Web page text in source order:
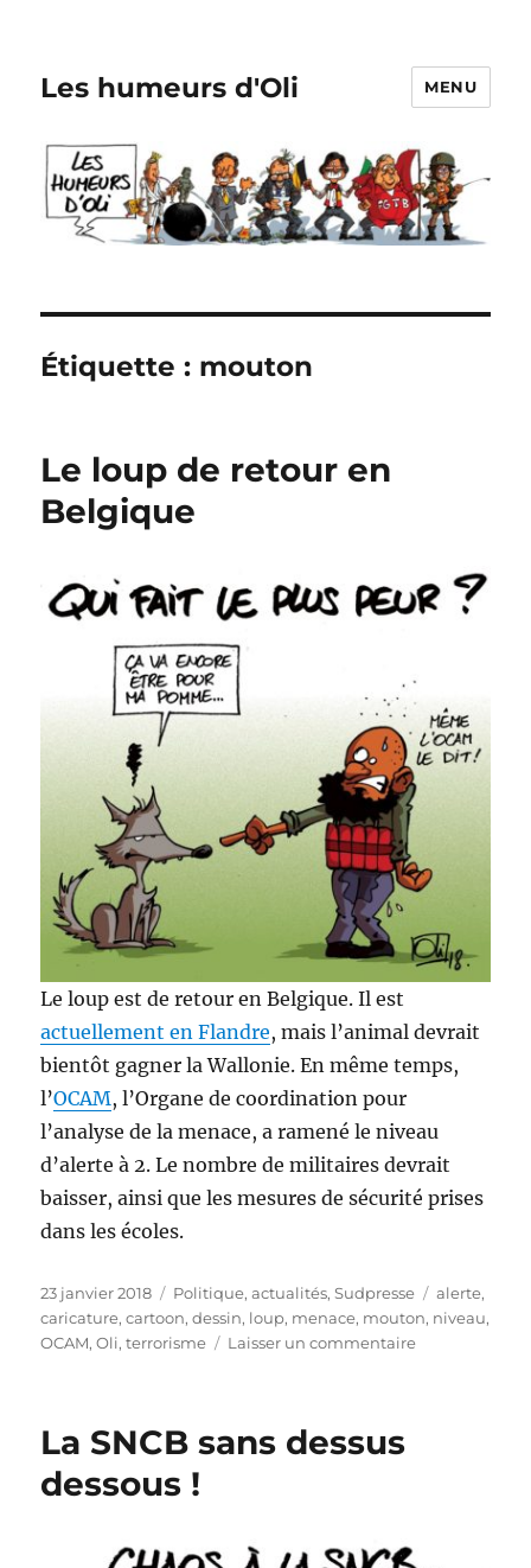
Les humeurs d'Oli MENU
Étiquette : mouton
Le loup de retour en
Belgique
Le loup est de retour en Belgique. Il est
actuellement en Flandre, mais l’animal devrait
bientôt gagner la Wallonie. En même temps,
l’OCAM, l’Organe de coordination pour
l’analyse de la menace, a ramené le niveau
d’alerte à 2. Le nombre de militaires devrait
baisser, ainsi que les mesures de sécurité prises
dans les écoles.
Publié
le
23 janvier 2018 Catégories
Politique, actualités,Sudpresse Étiquettes
alerte,
caricature,cartoon,dessin, loup, menace, mouton, niveau,
OCAM,Oli,terrorisme Laisser un commentairesur
La SNCB sans dessus
dessous !